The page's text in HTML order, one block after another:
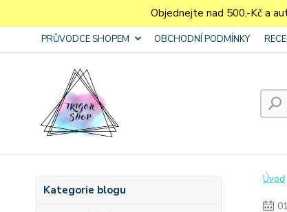
Objednejte nad 500,-Kč a
PRŮVODCE SHOPEM OBCHODNÍ PODMÍNKY
Kategorie blogu
Úvod
01